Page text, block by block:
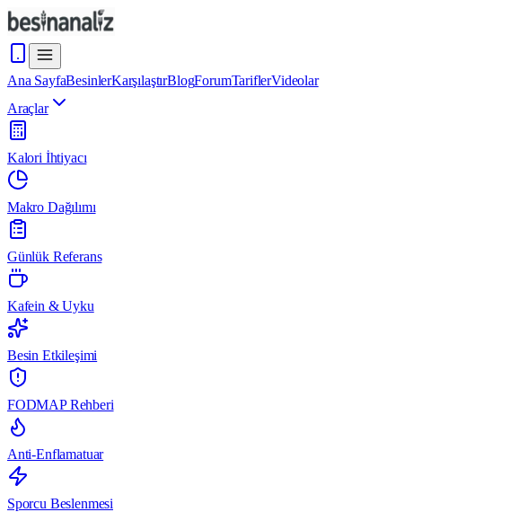
Ana SayfaBesinlerKarşılaştırBlogForumTariflerVideolar
Araçlar
Kalori İhtiyacı
Makro Dağılımı
Günlük Referans
Kafein & Uyku
Besin Etkileşimi
FODMAP Rehberi
Anti-Enflamatuar
Sporcu Beslenmesi